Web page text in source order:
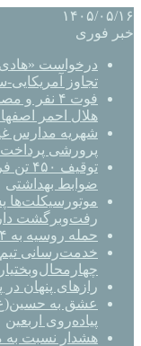
۱۴۰۵/۰۵/۱۶
خبر فوری
درخواست «هادی
تجاوز
هلال احمر
شهریه مدارس
پرورشی
ضوابط بهداشتی
رفت‌وبرگشت
حمله روسیه به ۴ چهار کشتی اوکراینی در حال انتقال سلاح
خدمت‌رسانی
رازهای پنهان
عشق به حسین(ع)
پیاده‌روی اربعین
هشدار نسبت به